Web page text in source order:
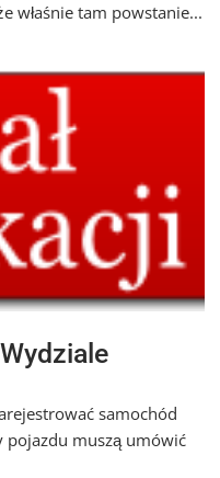
właśnie tam powstanie...
samochód
muszą umówić